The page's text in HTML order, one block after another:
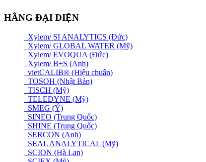
HÃNG ĐẠI DIỆN
Xylem/ SI ANALYTICS (Đức)
Xylem/ GLOBAL WATER (Mỹ)
Xylem/ EVOQUA (Đức)
Xylem/ B+S (Anh)
vietCALIB® (Hiệu chuẩn)
TOSOH (Nhật Bản)
TISCH (Mỹ)
TELEDYNE (Mỹ)
SMEG (Ý)
SINEO (Trung Quốc)
SHINE (Trung Quốc)
SERCON (Anh)
SEAL ANALYTICAL (Mỹ)
SCION (Hà Lan)